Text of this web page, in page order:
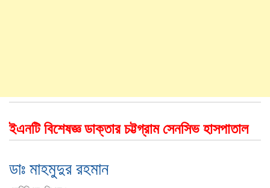
ইএনটি বিশেষজ্ঞ ডাক্তার চট্টগ্রাম সেনসিভ হাসপাতাল
ডাঃ মাহমুদুর রহমান